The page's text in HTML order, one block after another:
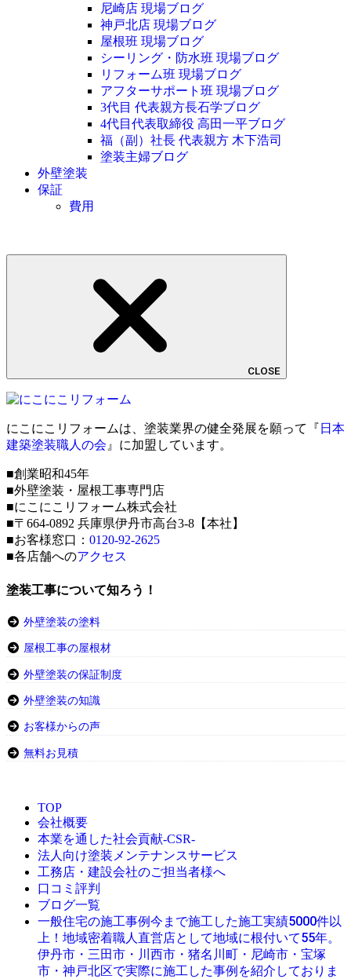
尼崎店 現場ブログ
神戸北店 現場ブログ
屋根班 現場ブログ
シーリング・防水班 現場ブログ
リフォーム班 現場ブログ
アフターサポート班 現場ブログ
3代目 代表親方長石学ブログ
4代目代表取締役 高田一平ブログ
福（副）社長 代表親方 木下浩司
塗装主婦ブログ
外壁塗装
保証
費用
CLOSE
にこにこリフォームは、塗装業界の健全発展を願って『 日本
建築塗装職人の会 』に加盟しています。
■創業昭和45年
■外壁塗装・屋根工事専門店
■にこにこリフォーム株式会社
■〒664-0892 兵庫県伊丹市高台3-8【本社】
■お客様窓口： 0120-92-2625
■各店舗へのアクセス
塗装工事について知ろう！
外壁塗装の塗料
屋根工事の屋根材
外壁塗装の保証制度
外壁塗装の知識
お客様からの声
無料お見積
TOP
会社概要
本業を通した社会貢献-CSR-
法人向け塗装メンテナンスサービス
工務店・建設会社のご担当者様へ
口コミ評判
ブログ一覧
一般住宅の施工事例今まで施工した施工実績5000件以
上！地域密着職人直営店として地域に根付いて55年。
伊丹市・三田市・川西市・猪名川町・尼崎市・宝塚
市・神戸北区で実際に施工した事例を紹介しておりま